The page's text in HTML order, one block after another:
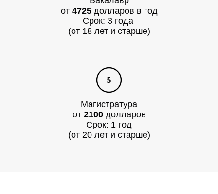
от 4725 долларов в год
Срок: 3 года
(от 18 лет и старше)
Магистратура
от 2100 долларов
Срок: 1 год
(от 20 лет и старше)